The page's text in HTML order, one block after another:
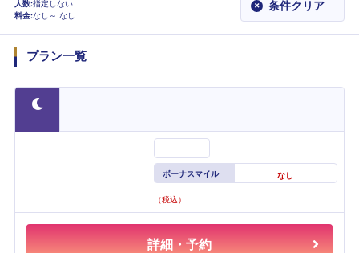
人数 指定しない
料金 なし～ なし
× 条件クリア
プラン一覧
ボーナスマイル なし
（税込）
詳細・予約